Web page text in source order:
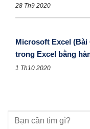
28 Th9 2020
Microsoft Excel
trong Excel bằng
1 Th10 2020